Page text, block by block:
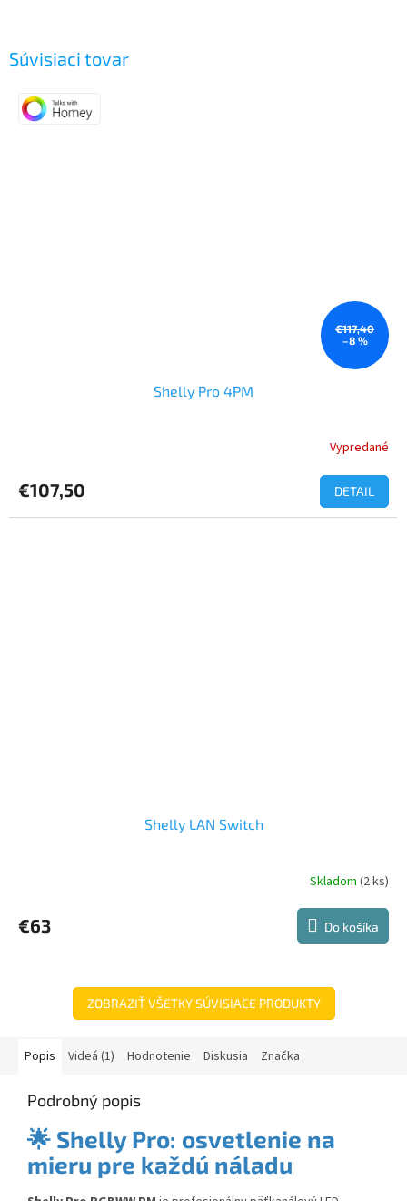
Súvisiaci tovar
€117,40
–8 %
Shelly Pro 4PM
produktu
je
5,0
Vypredané
€107,50 DETAIL
Shelly LAN Switch
Skladom (2 ks)
€63 Do košíka
ZOBRAZIŤ VŠETKY SÚVISIACE PRODUKTY
Popis Videá (1) Hodnotenie Diskusia Značka
Podrobný popis
🌟 Shelly Pro: osvetlenie na
mieru pre každú náladu